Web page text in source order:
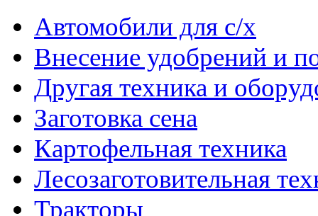
Автомобили для с/х
Внесение удобрений и
Другая техника и
Заготовка сена
Картофельная техника
Лесозаготовительная
Тракторы